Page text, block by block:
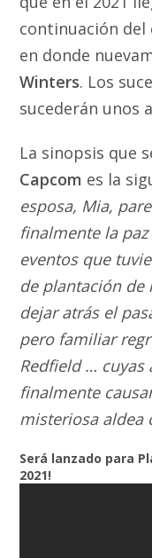
continuación del
en donde
Winters. Los
sucederán unos
La sinopsis que
Capcom es la
esposa, Mia,
finalmente la
eventos que
de plantación de
dejar atrás el
pero familiar
Redfield … cuyas
finalmente
misteriosa aldea
Será lanzado para
2021!